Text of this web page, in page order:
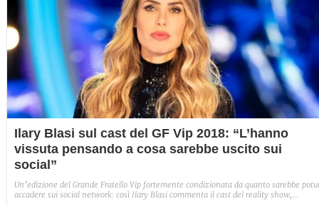
Ilary Blasi sul cast del GF Vip 2018: “L’hanno
vissuta pensando a cosa sarebbe uscito sui
social”
Un’edizione del Grande Fratello Vip fortemente condizionata da quanto sarebbe
accadere sui social network: così Ilary Blasi commenta il cast del reality show,